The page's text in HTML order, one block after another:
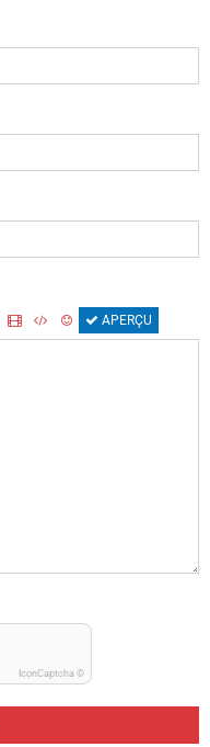
APERÇU
IconCaptcha ©